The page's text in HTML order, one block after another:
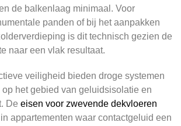
de balkenlaag minimaal. Voor
panden of bij het aanpakken
is dit technisch gezien de
naar een vlak resultaat.
veiligheid bieden droge systemen
het gebied van geluidsisolatie en
De eisen voor zwevende dekvloeren
appartementen waar contactgeluid een